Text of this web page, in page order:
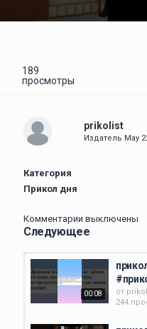
189
просмотры
prikolist
Издатель May
Категория
Прикол дня
Комментарии выключены
Следующее
00:08 от
244